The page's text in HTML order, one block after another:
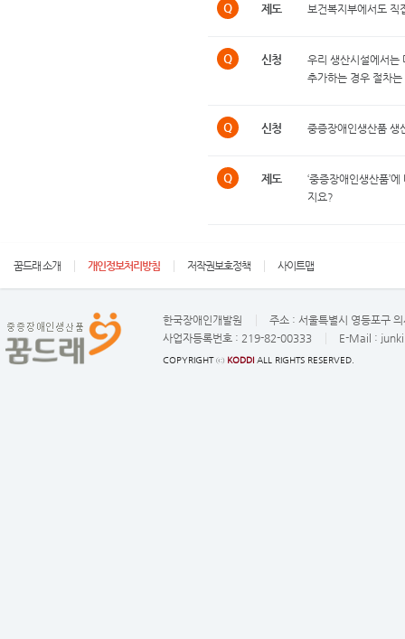
Q 제도 보건복지부에서도 직
Q 신청
우리 생산시설에서는
추가하는 경우 절차
Q 신청 중증장애인생산품 생
Q 제도
‘중증장애인생산품’
지요?
꿈드래 소개 개인정보처리방침 저작권보호정책 사이트맵
한국장애인개발원 주소 : 서울특별시 영등포구
사업자등록번호 : 219-82-00333 E-Mail :
COPYRIGHT ⓒ KODDI ALL RIGHTS RESERVED.